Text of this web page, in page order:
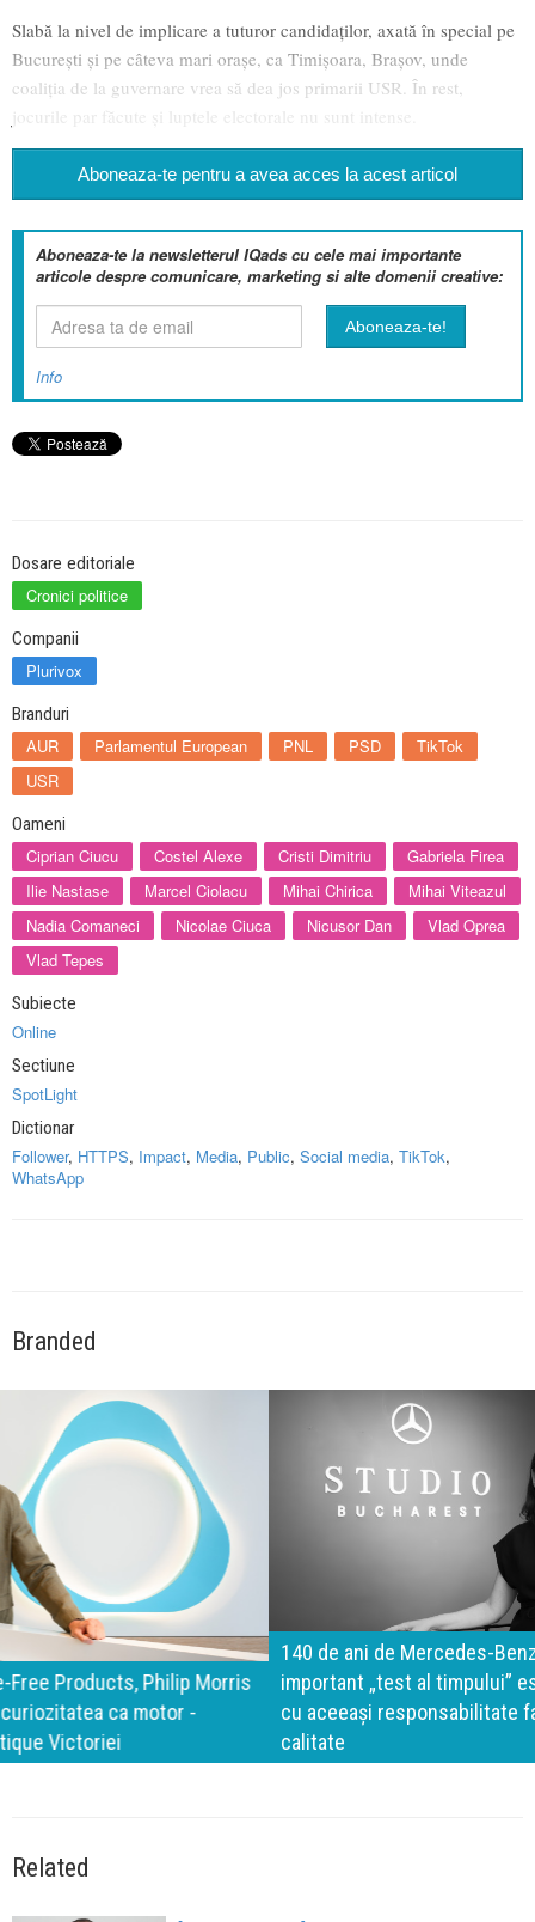
Slabă la nivel de implicare a tuturor candidaților, axată în special pe
București și pe câteva mari orașe, ca Timișoara, Brașov, unde
coaliția de la guvernare vrea să dea jos primarii USR. În rest,
jocurile par făcute și luptele electorale nu sunt intense.
Aboneaza-te pentru a avea acces la acest articol
Aboneaza-te la newsletterul IQads cu cele mai importante
articole despre comunicare, marketing si alte domenii creative:
Info
Dosare editoriale
Cronici politice
Companii
Plurivox
Branduri
AUR Parlamentul European PNL PSD
TikTok
USR
Oameni
Ciprian Ciucu Costel Alexe Cristi Dimitriu
Gabriela Firea
Ilie Nastase
Marcel Ciolacu Mihai Chirica
Mihai Viteazul
Nadia Comaneci
Nicolae Ciuca Nicusor Dan
Vlad Oprea
Vlad Tepes
Subiecte
Online
Sectiune
SpotLight
Dictionar
Follower, HTTPS, Impact, Media, Public, Social media, TikTok,
WhatsApp
Branded
140 de ani de Mercedes-Benz. Ramona Pîrlog: Cel mai
important „test al timpului” este să inovăm constant, dar
cu aceeași responsabilitate față de oameni, siguranță și
calitate
Related